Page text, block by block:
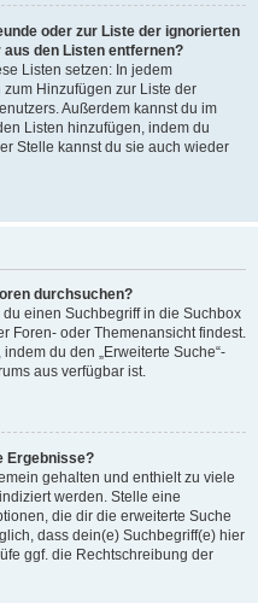
oder zur Liste der ignorierten
aus den Listen entfernen?
Listen setzen: In jedem
Hinzufügen zur Liste der
Außerdem kannst du im
Listen hinzufügen, indem du
Stelle kannst du sie auch wieder
durchsuchen?
einen Suchbegriff in die Suchbox
Foren- oder Themenansicht findest.
du den „Erweiterte Suche“-
aus verfügbar ist.
Ergebnisse?
gehalten und enthielt zu viele
werden. Stelle eine
die dir die erweiterte Suche
dass dein(e) Suchbegriff(e) hier
ggf. die Rechtschreibung der